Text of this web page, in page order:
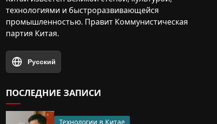
технологиями и быстроразвивающейся
промышленностью. Правит Коммунистическая
партия Китая.
Русский
ПОСЛЕДНИЕ ЗАПИСИ
Технологии в Китае